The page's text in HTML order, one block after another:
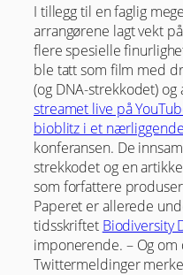
I tillegg til en faglig
arrangørene lagt vekt
flere spesielle
ble tatt som film med
(og DNA-strekkodet)
streamet live på
bioblitz i et
konferansen. De
strekkodet og en
som forfattere
Paperet er allerede
tidsskriftet Biodiversity
imponerende. – Og
Twittermeldinger